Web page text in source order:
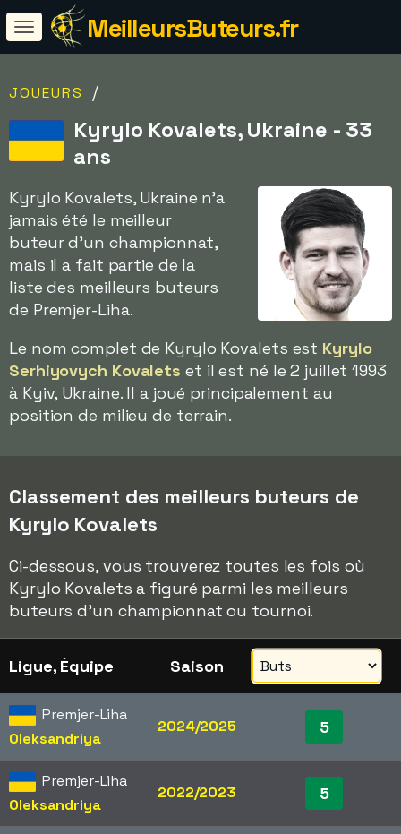
MeilleursButeurs.fr
JOUEURS /
Kyrylo Kovalets, Ukraine - 33
ans
Kyrylo Kovalets, Ukraine n'a
jamais été le meilleur
buteur d'un championnat,
mais il a fait partie de la
liste des meilleurs buteurs
de Premjer-Liha.
Le nom complet de Kyrylo Kovalets est Kyrylo
Serhiyovych Kovalets et il est né le 2 juillet 1993
à Kyiv, Ukraine. Il a joué principalement au
position de milieu de terrain.
Classement des meilleurs buteurs de
Kyrylo Kovalets
Ci-dessous, vous trouverez toutes les fois où
Kyrylo Kovalets a figuré parmi les meilleurs
buteurs d'un championnat ou tournoi.
Ligue, Équipe Saison
Premjer-Liha
Oleksandriya
2024/2025 5
Premjer-Liha
Oleksandriya
2022/2023 5